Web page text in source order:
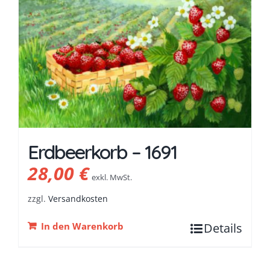
Erdbeerkorb – 1691
28,00€ exkl. MwSt.
zzgl. Versandkosten
In den Warenkorb Details